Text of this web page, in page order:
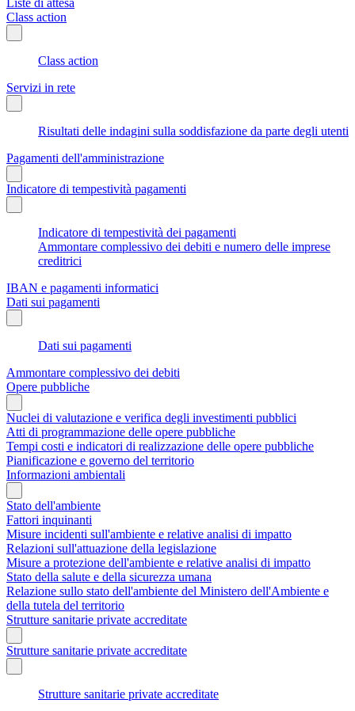
Class action
Class action
Servizi in rete
Risultati delle indagini sulla soddisfazione da parte degli utenti
Pagamenti dell'amministrazione
Indicatore di tempestività pagamenti
Indicatore di tempestività dei pagamenti
Ammontare complessivo dei debiti e numero delle imprese
creditrici
IBAN e pagamenti informatici
Dati sui pagamenti
Dati sui pagamenti
Ammontare complessivo dei debiti
Opere pubbliche
Nuclei di valutazione e verifica degli investimenti pubblici
Atti di programmazione delle opere pubbliche
Tempi costi e indicatori di realizzazione delle opere pubbliche
Pianificazione e governo del territorio
Informazioni ambientali
Stato dell'ambiente
Fattori inquinanti
Misure incidenti sull'ambiente e relative analisi di impatto
Relazioni sull'attuazione della legislazione
Misure a protezione dell'ambiente e relative analisi di impatto
Stato della salute e della sicurezza umana
Relazione sullo stato dell'ambiente del Ministero dell'Ambiente e
della tutela del territorio
Strutture sanitarie private accreditate
Strutture sanitarie private accreditate
Strutture sanitarie private accreditate